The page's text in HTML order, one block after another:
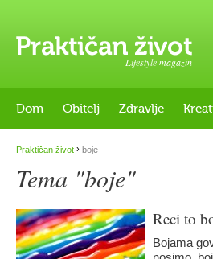
Lifestyle magazin
Dom Obitelj Zdravlje
Praktičan život › boje
Tema "boje"
Reci to
Bojama